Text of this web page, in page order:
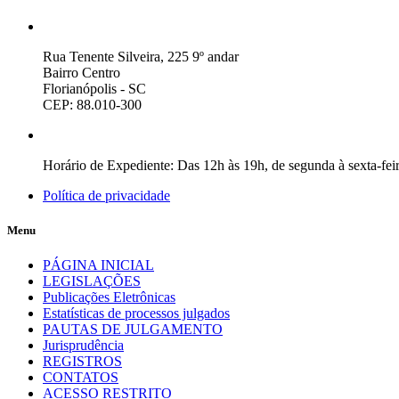
Rua Tenente Silveira, 225 9º andar
Bairro Centro
Florianópolis - SC
CEP: 88.010-300
Horário de Expediente: Das 12h às 19h, de segunda à sexta-
Política de privacidade
Menu
PÁGINA INICIAL
LEGISLAÇÕES
Publicações Eletrônicas
Estatísticas de processos julgados
PAUTAS DE JULGAMENTO
Jurisprudência
REGISTROS
CONTATOS
ACESSO RESTRITO